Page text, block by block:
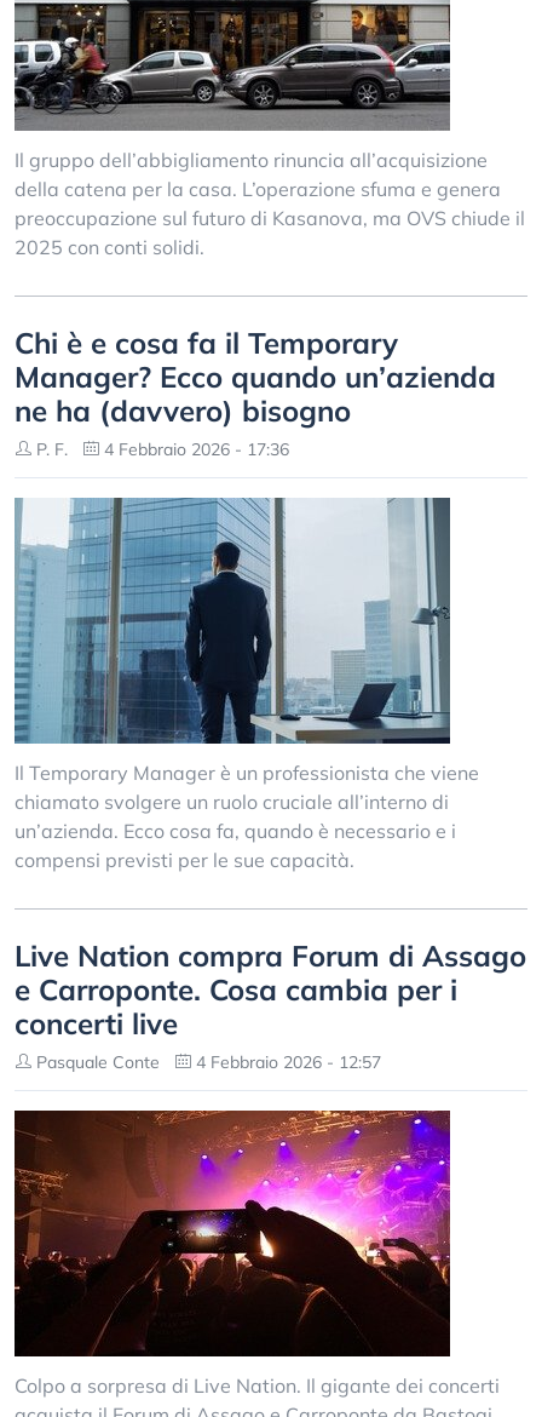
Il gruppo dell’abbigliamento rinuncia all’acquisizione
della catena per la casa. L’operazione sfuma e genera
preoccupazione sul futuro di Kasanova, ma OVS chiude il
2025 con conti solidi.
Chi è e cosa fa il Temporary
Manager? Ecco quando un’azienda
ne ha (davvero) bisogno
P. F. 4 Febbraio 2026 - 17:36
Il Temporary Manager è un professionista che viene
chiamato svolgere un ruolo cruciale all’interno di
un’azienda. Ecco cosa fa, quando è necessario e i
compensi previsti per le sue capacità.
Live Nation compra Forum di Assago
e Carroponte. Cosa cambia per i
concerti live
Pasquale Conte 4 Febbraio 2026 - 12:57
Colpo a sorpresa di Live Nation. Il gigante dei concerti